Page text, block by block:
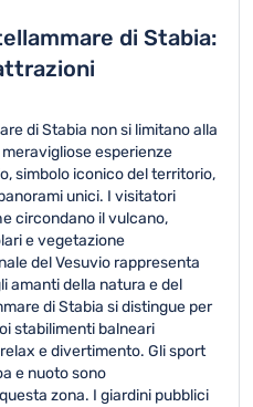
di Stabia:
di Stabia non si limitano alla
esperienze
simbolo iconico del territorio,
unici. I visitatori
circondano il vulcano,
e vegetazione
del Vesuvio rappresenta
amanti della natura e del
di Stabia si distingue per
stabilimenti balneari
e divertimento. Gli sport
e nuoto sono
zona. I giardini pubblici